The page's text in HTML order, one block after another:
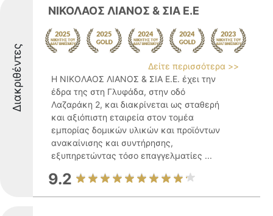
Διακριθέντες
ΝΙΚΟΛΑΟΣ ΛΙΑΝΟΣ & ΣΙΑ Ε.Ε
Δείτε περισσότερα >>
Η ΝΙΚΟΛΑΟΣ ΛΙΑΝΟΣ & ΣΙΑ Ε.Ε. έχει την
έδρα της στη Γλυφάδα, στην οδό
Λαζαράκη 2, και διακρίνεται ως σταθερή
και αξιόπιστη εταιρεία στον τομέα
εμπορίας δομικών υλικών και προϊόντων
ανακαίνισης και συντήρησης,
εξυπηρετώντας τόσο επαγγελματίες ...
9.2